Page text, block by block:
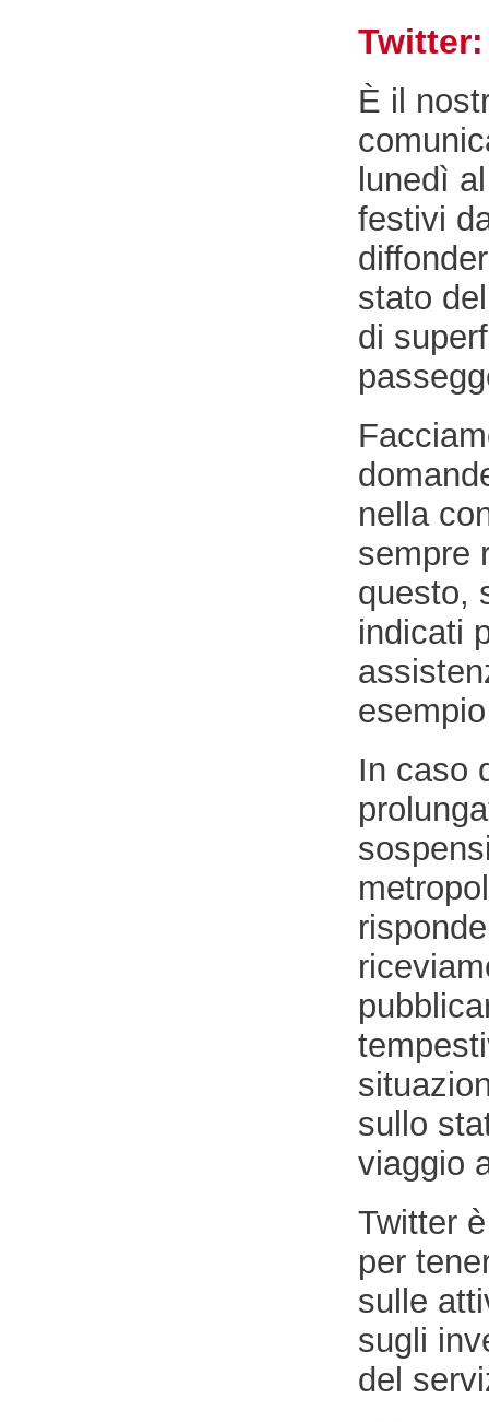
È il
lunedì
festivi
stato
di
nella
sempre
questo,
indicati
In caso
sullo
viaggio
Twitter
per
sulle
sugli
del